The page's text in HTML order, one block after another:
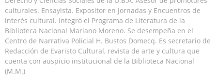
culturales. Ensayista. Expositor en Jornadas y Encuentros de
interés cultural. Integró el Programa de Literatura de la
Biblioteca Nacional Mariano Moreno. Se desempeña en el
Centro de Narrativa Policial H. Bustos Domecq. Es secretario de
Redacción de Evaristo Cultural, revista de arte y cultura que
cuenta con auspicio institucional de la Biblioteca Nacional
(M.M.)